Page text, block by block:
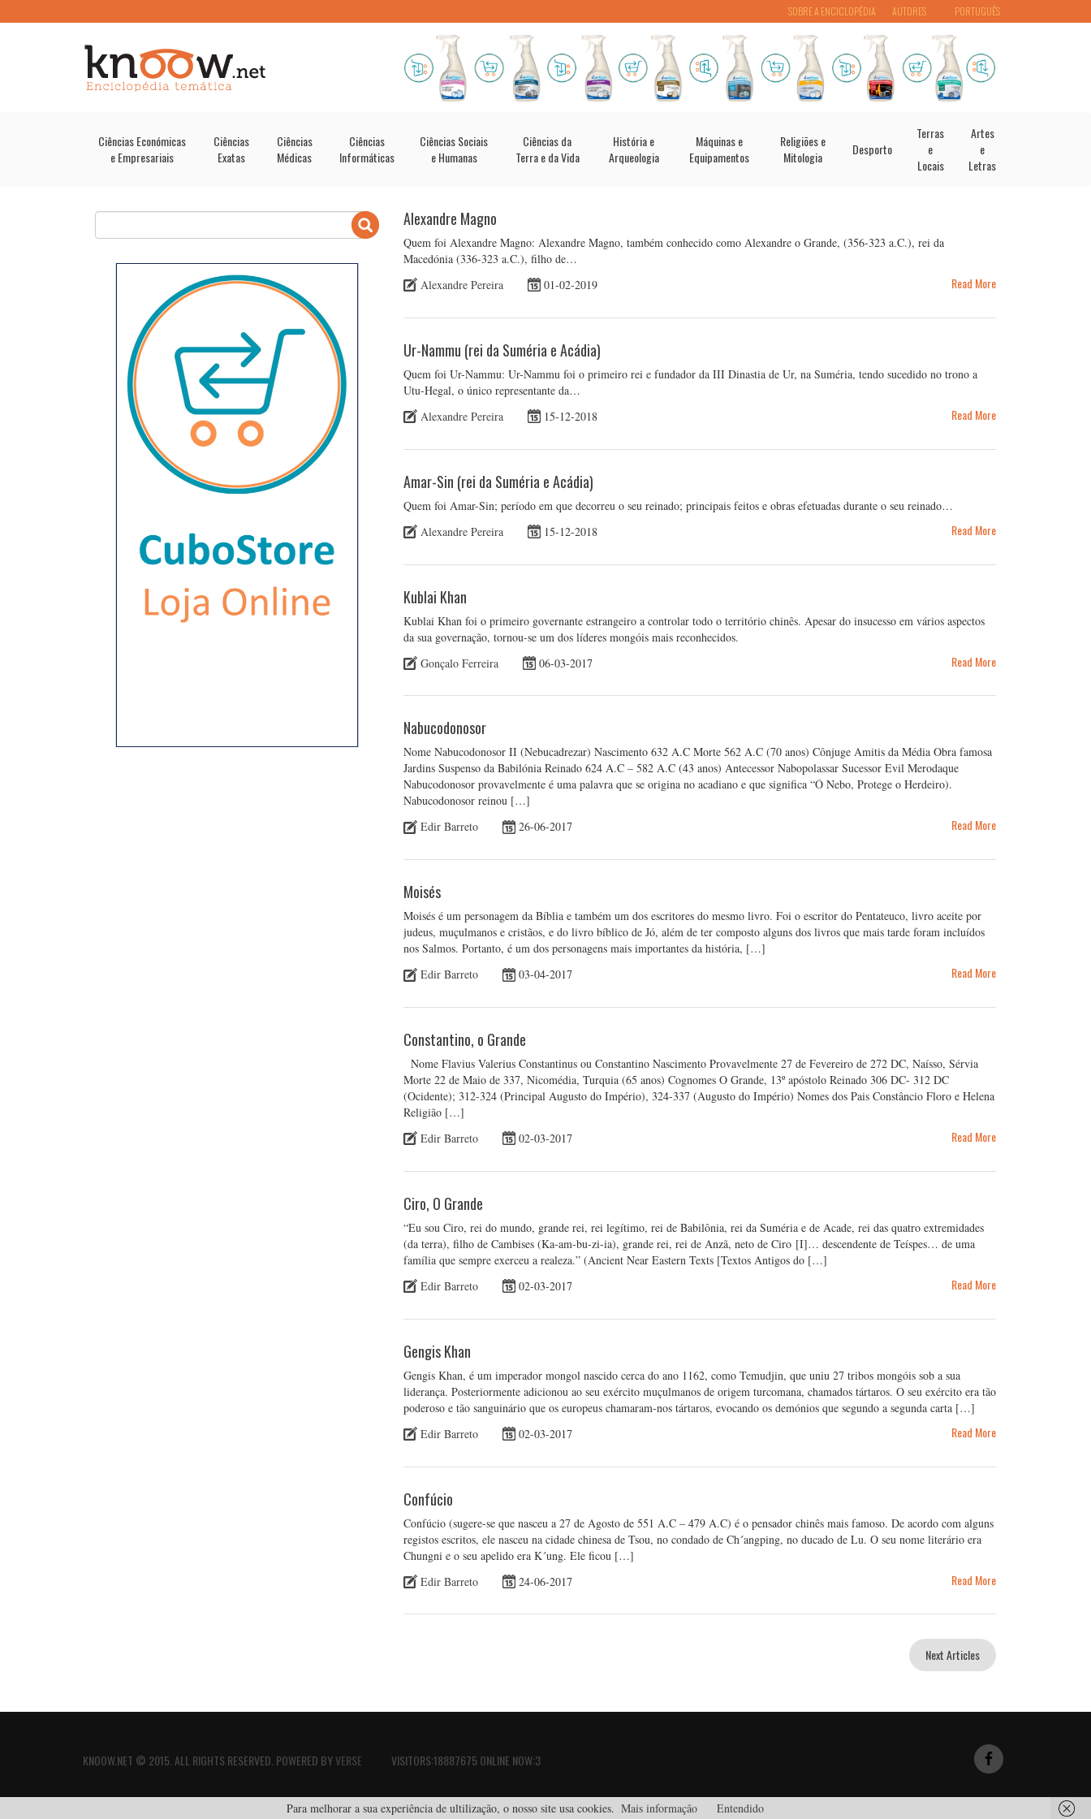
PORTUGUÊS
SOBRE A ENCICLOPÉDIA AUTORES
Ciências Económicas
e Empresariais
Ciências
Exatas
Ciências
Médicas
Ciências
Informáticas
Ciências Sociais
e Humanas
Ciências da
Terra e da Vida
História e
Arqueologia
Máquinas e
Equipamentos
Religiões e
Mitologia
Desporto
Terras
e
Locais
Artes
e
Letras
Alexandre Magno
Quem foi Alexandre Magno: Alexandre Magno, também conhecido como Alexandre o Grande, (356-323 a.C.), rei da
Macedónia (336-323 a.C.), filho de…
Alexandre Pereira
01-02-2019 Read More
Ur-Nammu (rei da Suméria e Acádia)
Quem foi Ur-Nammu: Ur-Nammu foi o primeiro rei e fundador da III Dinastia de Ur, na Suméria, tendo sucedido no trono a
Utu-Hegal, o único representante da…
Alexandre Pereira
15-12-2018 Read More
Amar-Sin (rei da Suméria e Acádia)
Quem foi Amar-Sin; período em que decorreu o seu reinado; principais feitos e obras efetuadas durante o seu reinado…
Alexandre Pereira
15-12-2018 Read More
Kublai Khan
Kublai Khan foi o primeiro governante estrangeiro a controlar todo o território chinês. Apesar do insucesso em vários aspectos
da sua governação, tornou-se um dos líderes mongóis mais reconhecidos.
Gonçalo Ferreira
06-03-2017 Read More
Nabucodonosor
Nome Nabucodonosor II (Nebucadrezar) Nascimento 632 A.C Morte 562 A.C (70 anos) Cônjuge Amitis da Média Obra famosa
Jardins Suspenso da Babilónia Reinado 624 A.C – 582 A.C (43 anos) Antecessor Nabopolassar Sucessor Evil Merodaque
Nabucodonosor provavelmente é uma palavra que se origina no acadiano e que significa “Ó Nebo, Protege o Herdeiro).
Nabucodonosor reinou […]
Edir Barreto
26-06-2017 Read More
Moisés
Moisés é um personagem da Bíblia e também um dos escritores do mesmo livro. Foi o escritor do Pentateuco, livro aceite por
judeus, muçulmanos e cristãos, e do livro bíblico de Jó, além de ter composto alguns dos livros que mais tarde foram incluídos
nos Salmos. Portanto, é um dos personagens mais importantes da história, […]
Edir Barreto
03-04-2017 Read More
Constantino, o Grande
Nome Flavius Valerius Constantinus ou Constantino Nascimento Provavelmente 27 de Fevereiro de 272 DC, Naísso, Sérvia
Morte 22 de Maio de 337, Nicomédia, Turquia (65 anos) Cognomes O Grande, 13º apóstolo Reinado 306 DC- 312 DC
(Ocidente); 312-324 (Principal Augusto do Império), 324-337 (Augusto do Império) Nomes dos Pais Constâncio Floro e Helena
Religião […]
Edir Barreto
02-03-2017 Read More
Ciro, O Grande
“Eu sou Ciro, rei do mundo, grande rei, rei legítimo, rei de Babilônia, rei da Suméria e de Acade, rei das quatro extremidades
(da terra), filho de Cambises (Ka-am-bu-zi-ia), grande rei, rei de Anzã, neto de Ciro [I]… descendente de Teíspes… de uma
família que sempre exerceu a realeza.” (Ancient Near Eastern Texts [Textos Antigos do […]
Edir Barreto
02-03-2017 Read More
Gengis Khan
Gengis Khan, é um imperador mongol nascido cerca do ano 1162, como Temudjin, que uniu 27 tribos mongóis sob a sua
liderança. Posteriormente adicionou ao seu exército muçulmanos de origem turcomana, chamados tártaros. O seu exército era tão
poderoso e tão sanguinário que os europeus chamaram-nos tártaros, evocando os demónios que segundo a segunda carta […]
Edir Barreto
02-03-2017 Read More
Confúcio
Confúcio (sugere-se que nasceu a 27 de Agosto de 551 A.C – 479 A.C) é o pensador chinês mais famoso. De acordo com alguns
registos escritos, ele nasceu na cidade chinesa de Tsou, no condado de Ch´angping, no ducado de Lu. O seu nome literário era
Chungni e o seu apelido era K´ung. Ele ficou […]
Edir Barreto
24-06-2017 Read More
Next Articles
KNOOW.NET © 2015. ALL RIGHTS RESERVED. POWERED BYVERSE VISITORS:18887675 ONLINE NOW:3
Para melhorar a sua experiência de ultilização, o nosso site usa cookies. Mais informação Entendido